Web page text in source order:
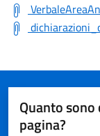
Quanto
pagina?